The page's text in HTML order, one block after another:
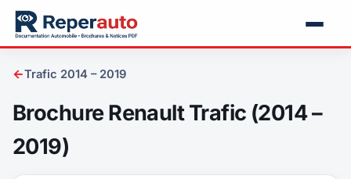
←Trafic 2014 – 2019
Brochure Renault Trafic (2014 –
2019)